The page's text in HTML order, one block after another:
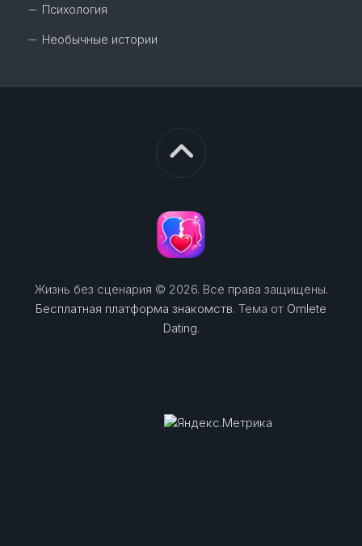
Психология
Необычные истории
Жизнь без сценария © 2026. Все права защищены.
Бесплатная платформа знакомств. Тема от Omlete
Dating.